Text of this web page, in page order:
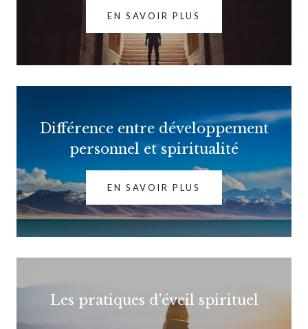
EN SAVOIR PLUS
Différence entre développement
personnel et spiritualité
EN SAVOIR PLUS
Les pratiques d'éveil spirituel